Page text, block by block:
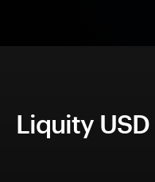
Liquity USD